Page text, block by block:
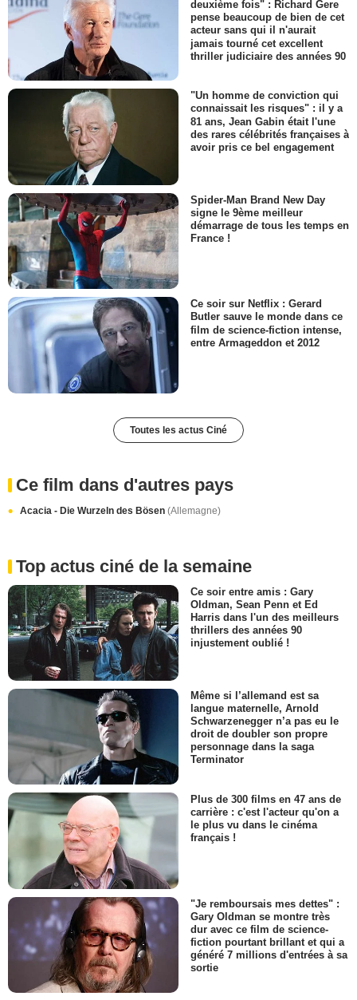
deuxième fois" : Richard Gere
pense beaucoup de bien de cet
acteur sans qui il n'aurait
jamais tourné cet excellent
thriller judiciaire des années 90
"Un homme de conviction qui
connaissait les risques" : il y a
81 ans, Jean Gabin était l'une
des rares célébrités françaises à
avoir pris ce bel engagement
Spider-Man Brand New Day
signe le 9ème meilleur
démarrage de tous les temps en
France !
Ce soir sur Netflix : Gerard
Butler sauve le monde dans ce
film de science-fiction intense,
entre Armageddon et 2012
Toutes les actus Ciné
Ce film dans d'autres pays
Acacia - Die Wurzeln des Bösen (Allemagne)
Top actus ciné de la semaine
Ce soir entre amis : Gary
Oldman, Sean Penn et Ed
Harris dans l'un des meilleurs
thrillers des années 90
injustement oublié !
Même si l’allemand est sa
langue maternelle, Arnold
Schwarzenegger n’a pas eu le
droit de doubler son propre
personnage dans la saga
Terminator
Plus de 300 films en 47 ans de
carrière : c'est l'acteur qu'on a
le plus vu dans le cinéma
français !
"Je remboursais mes dettes" :
Gary Oldman se montre très
dur avec ce film de science-
fiction pourtant brillant et qui a
généré 7 millions d'entrées à sa
sortie